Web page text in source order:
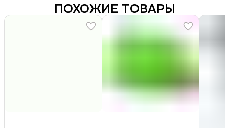
ПОХОЖИЕ ТОВАРЫ